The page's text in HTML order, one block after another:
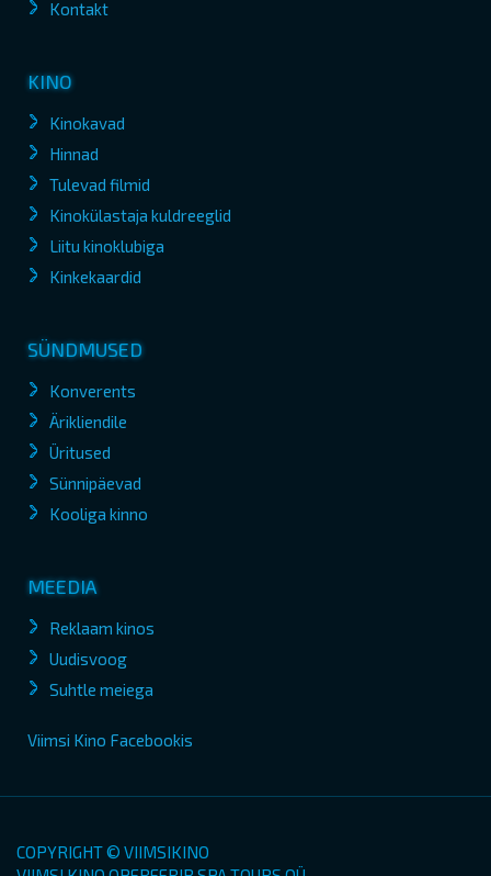
Kontakt
KINO
Kinokavad
Hinnad
Tulevad filmid
Kinokülastaja kuldreeglid
Liitu kinoklubiga
Kinkekaardid
SÜNDMUSED
Konverents
Ärikliendile
Üritused
Sünnipäevad
Kooliga kinno
MEEDIA
Reklaam kinos
Uudisvoog
Suhtle meiega
Viimsi Kino Facebookis
COPYRIGHT © VIIMSIKINO